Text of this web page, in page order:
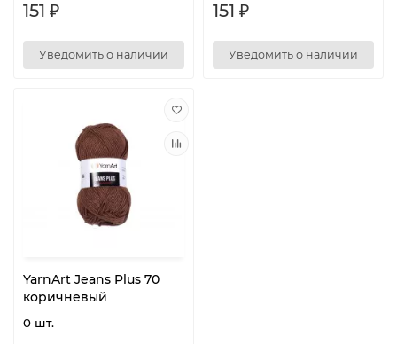
151 ₽
Уведомить о наличии
151 ₽
Уведомить о наличии
YarnArt Jeans Plus 70
коричневый
0 шт.